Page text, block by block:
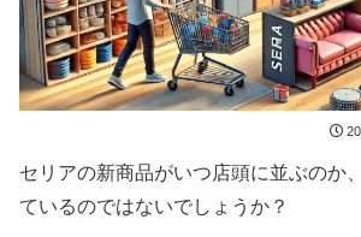
セリアの新商品がいつ店頭に並ぶのか
ているのではないでしょうか？